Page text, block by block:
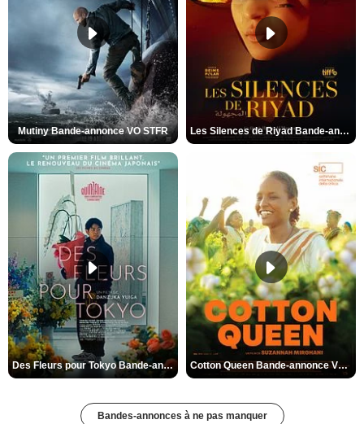
Mutiny Bande-annonce VO STFR Les Silences de Riyad Bande-annonce VO STFR
Des Fleurs pour Tokyo Bande-annonce VO STFR Cotton Queen Bande-annonce VO STFR
Bandes-annonces à ne pas manquer